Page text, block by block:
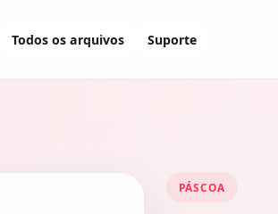
Todos os arquivos Suporte
PÁSCOA